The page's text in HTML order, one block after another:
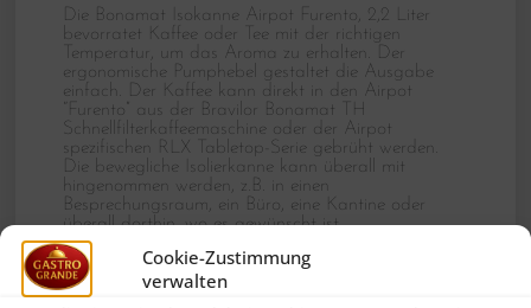
Cookie-Zustimmung
verwalten
Die Bonamat Isokanne Airpot Furento, 2,2 Liter
bevorratet Kaffee oder Tee mit der richtigen
Temperatur, um das Aroma zu erhalten. Der
ergonomische Pumphebel gestaltet die Ausgabe
einfach. Der Kaffee kann direkt in den Airpot
“Furento” aus der Bravilor Bonamat TH
Schnellfilterkaffeemaschine oder der Airpot
spezifischen RLX Tabletop-Serie gebrüht werden.
Die bewegliche Isolierkanne kann überall mit
hingenommen werden, z.B. in einen
Besprechungsraum, ein Büro, eine Kantine oder
überall dorthin, wo es gewünscht ist.